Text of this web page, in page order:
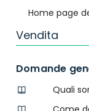
Home page
Vendita
Domande
Quali